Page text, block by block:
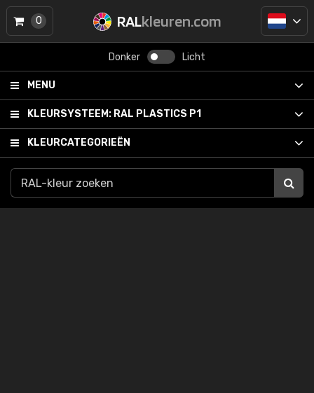
RALkleuren.com
Donker Licht
MENU
KLEURSYSTEEM: RAL PLASTICS P1
KLEURCATEGORIEËN
0